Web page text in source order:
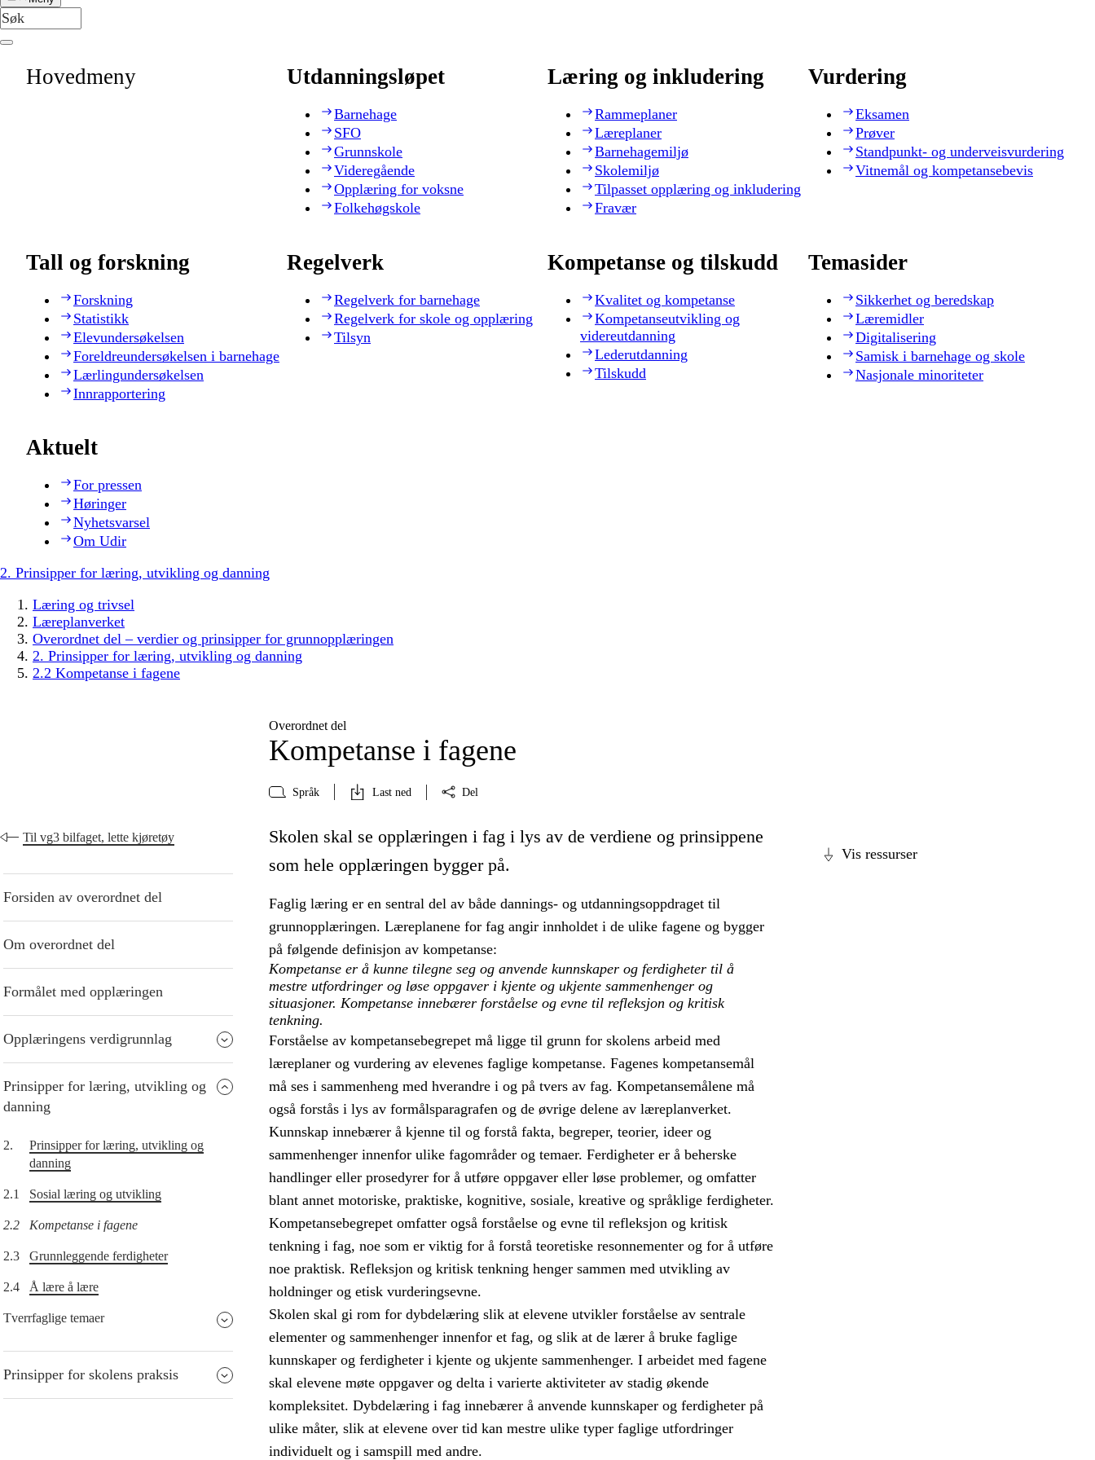
Hovedmeny Utdanningsløpet
Barnehage
SFO
Grunnskole
Videregående
Opplæring for voksne
Folkehøgskole
Læring og inkludering
Rammeplaner
Læreplaner
Barnehagemiljø
Skolemiljø
Tilpasset opplæring og inkludering
Fravær
Vurdering
Eksamen
Prøver
Standpunkt- og underveisvurdering
Vitnemål og kompetansebevis
Tall og forskning
Forskning
Statistikk
Elevundersøkelsen
Foreldreundersøkelsen i barnehage
Lærlingundersøkelsen
Innrapportering
Regelverk
Regelverk for barnehage
Regelverk for skole og opplæring
Tilsyn
Kompetanse og tilskudd
Kvalitet og kompetanse
Kompetanseutvikling og
videreutdanning
Lederutdanning
Tilskudd
Temasider
Sikkerhet og beredskap
Læremidler
Digitalisering
Samisk i barnehage og skole
Nasjonale minoriteter
Aktuelt
For pressen
Høringer
Nyhetsvarsel
Om Udir
2. Prinsipper for læring, utvikling og danning
Læring og trivsel
Læreplanverket
Overordnet del – verdier og prinsipper for grunnopplæringen
2. Prinsipper for læring, utvikling og danning
2.2 Kompetanse i fagene
Overordnet del
Kompetanse i fagene
Språk Last ned Del
Til vg3 bilfaget, lette kjøretøy
Forsiden av overordnet del
Om overordnet del
Formålet med opplæringen
Opplæringens verdigrunnlag
Prinsipper for læring, utvikling og
danning
2.
Prinsipper for læring, utvikling og
danning
2.1 Sosial læring og utvikling
2.2 Kompetanse i fagene
2.3 Grunnleggende ferdigheter
2.4 Å lære å lære
Tverrfaglige temaer
Prinsipper for skolens praksis
Vis ressurser
Skolen skal se opplæringen i fag i lys av de verdiene og prinsippene
som hele opplæringen bygger på.
Faglig læring er en sentral del av både dannings- og utdanningsoppdraget til
grunnopplæringen. Læreplanene for fag angir innholdet i de ulike fagene og bygger
på følgende definisjon av kompetanse:
Kompetanse er å kunne tilegne seg og anvende kunnskaper og ferdigheter til å
mestre utfordringer og løse oppgaver i kjente og ukjente sammenhenger og
situasjoner. Kompetanse innebærer forståelse og evne til refleksjon og kritisk
tenkning.
Forståelse av kompetansebegrepet må ligge til grunn for skolens arbeid med
læreplaner og vurdering av elevenes faglige kompetanse. Fagenes kompetansemål
må ses i sammenheng med hverandre i og på tvers av fag. Kompetansemålene må
også forstås i lys av formålsparagrafen og de øvrige delene av læreplanverket.
Kunnskap innebærer å kjenne til og forstå fakta, begreper, teorier, ideer og
sammenhenger innenfor ulike fagområder og temaer. Ferdigheter er å beherske
handlinger eller prosedyrer for å utføre oppgaver eller løse problemer, og omfatter
blant annet motoriske, praktiske, kognitive, sosiale, kreative og språklige ferdigheter.
Kompetansebegrepet omfatter også forståelse og evne til refleksjon og kritisk
tenkning i fag, noe som er viktig for å forstå teoretiske resonnementer og for å utføre
noe praktisk. Refleksjon og kritisk tenkning henger sammen med utvikling av
holdninger og etisk vurderingsevne.
Skolen skal gi rom for dybdelæring slik at elevene utvikler forståelse av sentrale
elementer og sammenhenger innenfor et fag, og slik at de lærer å bruke faglige
kunnskaper og ferdigheter i kjente og ukjente sammenhenger. I arbeidet med fagene
skal elevene møte oppgaver og delta i varierte aktiviteter av stadig økende
kompleksitet. Dybdelæring i fag innebærer å anvende kunnskaper og ferdigheter på
ulike måter, slik at elevene over tid kan mestre ulike typer faglige utfordringer
individuelt og i samspill med andre.